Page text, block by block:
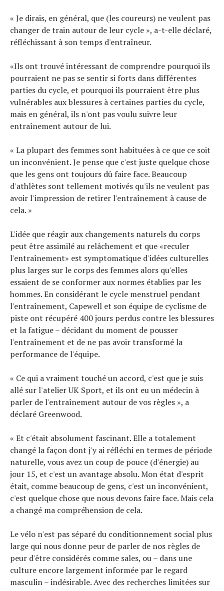
« Je dirais, en général, que (les coureurs) ne veulent pas
changer de train autour de leur cycle », a-t-elle déclaré,
réfléchissant à son temps d'entraîneur.
«Ils ont trouvé intéressant de comprendre pourquoi ils
pourraient ne pas se sentir si forts dans différentes
parties du cycle, et pourquoi ils pourraient être plus
vulnérables aux blessures à certaines parties du cycle,
mais en général, ils n'ont pas voulu suivre leur
entraînement autour de lui.
« La plupart des femmes sont habituées à ce que ce soit
un inconvénient. Je pense que c'est juste quelque chose
que les gens ont toujours dû faire face. Beaucoup
d'athlètes sont tellement motivés qu'ils ne veulent pas
avoir l'impression de retirer l'entraînement à cause de
cela. »
L'idée que réagir aux changements naturels du corps
peut être assimilé au relâchement et que «reculer
l'entraînement» est symptomatique d'idées culturelles
plus larges sur le corps des femmes alors qu'elles
essaient de se conformer aux normes établies par les
hommes. En considérant le cycle menstruel pendant
l'entraînement, Capewell et son équipe de cyclisme de
piste ont récupéré 400 jours perdus contre les blessures
et la fatigue – décidant du moment de pousser
l'entraînement et de ne pas avoir transformé la
performance de l'équipe.
« Ce qui a vraiment touché un accord, c'est que je suis
allé sur l'atelier UK Sport, et ils ont eu un médecin à
parler de l'entraînement autour de vos règles », a
déclaré Greenwood.
« Et c'était absolument fascinant. Elle a totalement
changé la façon dont j'y ai réfléchi en termes de période
naturelle, vous avez un coup de pouce (d'énergie) au
jour 15, et c'est un avantage absolu. Mon état d'esprit
était, comme beaucoup de gens, c'est un inconvénient,
c'est quelque chose que nous devons faire face. Mais cela
a changé ma compréhension de cela.
Le vélo n'est pas séparé du conditionnement social plus
large qui nous donne peur de parler de nos règles de
peur d'être considérés comme sales, ou – dans une
culture encore largement informée par le regard
masculin – indésirable. Avec des recherches limitées sur